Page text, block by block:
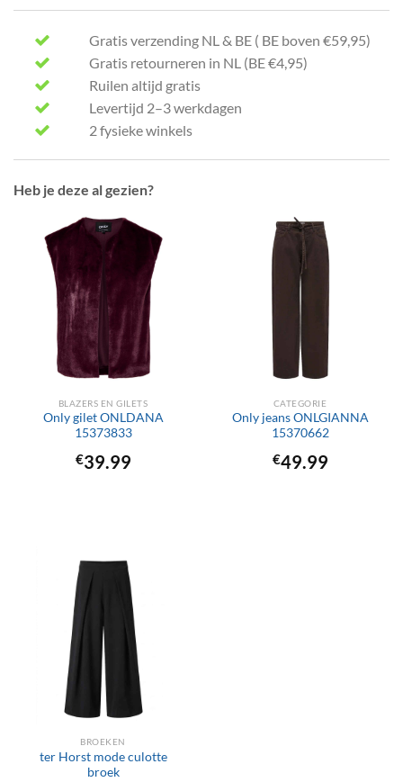
Gratis verzending NL & BE ( BE boven €59,95)
Gratis retourneren in NL (BE €4,95)
Ruilen altijd gratis
Levertijd 2–3 werkdagen
2 fysieke winkels
Heb je deze al gezien?
BLAZERS EN GILETS
Only gilet ONLDANA
15373833
€39.99
CATEGORIE
Only jeans ONLGIANNA
15370662
€49.99
BROEKEN
ter Horst mode culotte
broek